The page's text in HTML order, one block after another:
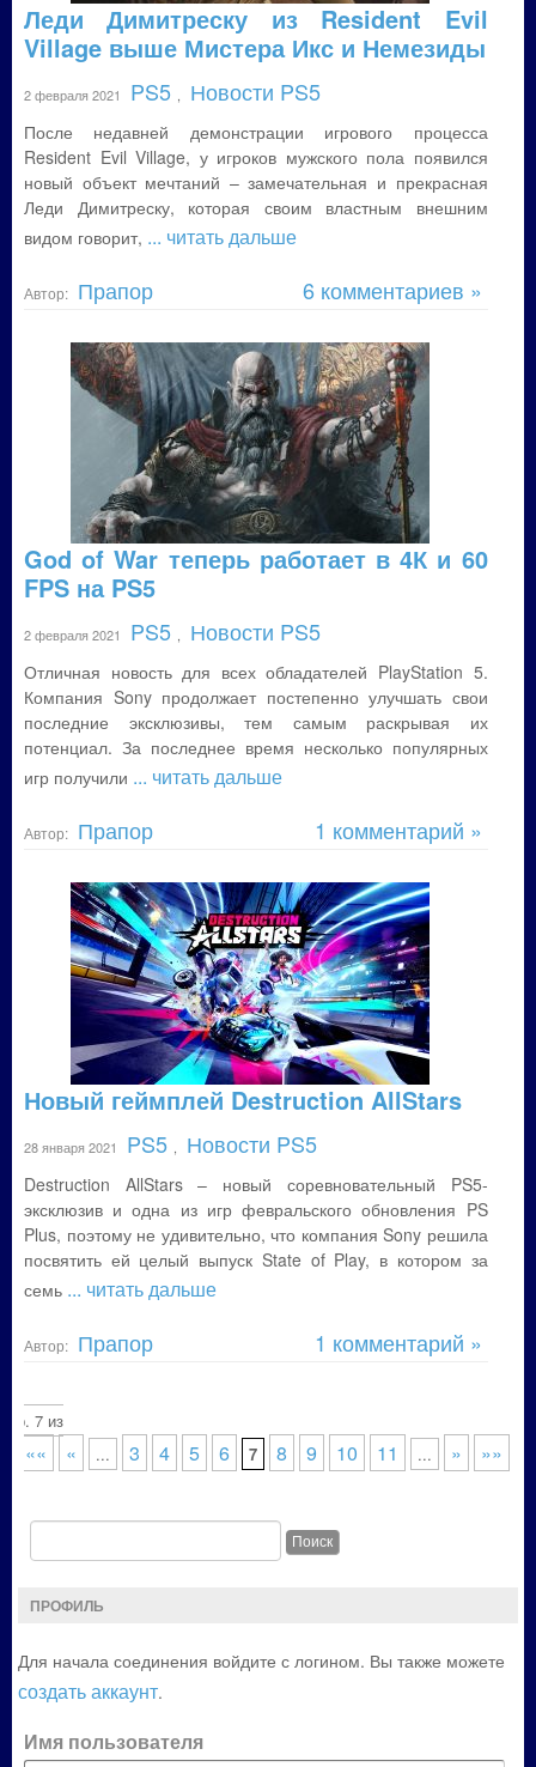
Леди Димитреску из Resident Evil
Village выше Мистера Икс и Немезиды
2 февраля 2021 PS5 Новости PS5
После недавней демонстрации игрового процесса
Resident Evil Village, у игроков мужского пола появился
новый объект мечтаний – замечательная и прекрасная
Леди Димитреску, которая своим властным внешним
видом говорит, ... читать дальше
Автор: Прапор 6 комментариев »
God of War теперь работает в 4К и 60
FPS на PS5
2 февраля 2021 PS5 Новости PS5
Отличная новость для всех обладателей PlayStation 5.
Компания Sony продолжает постепенно улучшать свои
последние эксклюзивы, тем самым раскрывая их
потенциал. За последнее время несколько популярных
игр получили ... читать дальше
Автор: Прапор 1 комментарий »
Новый геймплей Destruction AllStars
28 января 2021 PS5 Новости PS5
Destruction AllStars – новый соревновательный PS5-
эксклюзив и одна из игр февральского обновления PS
Plus, поэтому не удивительно, что компания Sony решила
посвятить ей целый выпуск State of Play, в котором за
семь ... читать дальше
Автор: Прапор 1 комментарий »
Стр. 7 из
«« « ... 3 4 5 6 7 8 9 10 11 ... » »»
ПРОФИЛЬ
Для начала соединения войдите с логином. Вы также можете
создать аккаунт.
Имя пользователя